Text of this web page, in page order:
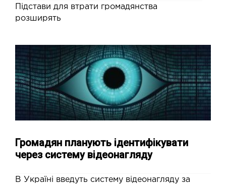
Підстави для втрати громадянства
розширять
Громадян планують ідентифікувати
через систему відеонагляду
В Україні введуть систему відеонагляду за